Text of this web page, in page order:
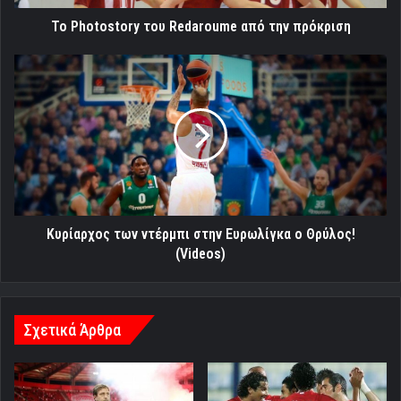
Το Photostory του Redaroume από την πρόκριση
Κυρίαρχος
των
ντέρμπι
στην
Ευρωλίγκα
ο
Θρύλος!
(Videos)
Κυρίαρχος των ντέρμπι στην Ευρωλίγκα ο Θρύλος!
(Videos)
Σχετικά Άρθρα